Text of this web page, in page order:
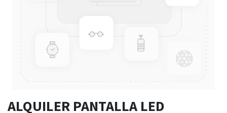
ALQUILER PANTALLA LED